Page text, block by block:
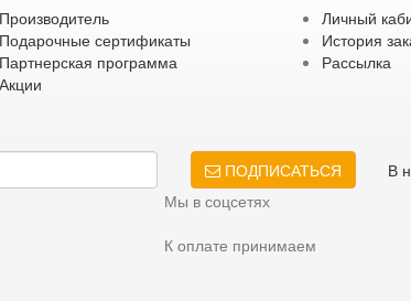
Производитель
Подарочные сертификаты
Партнерская программа
Акции
Личный
История
Рассылка
ПОДПИСАТЬСЯ
В
Мы в соцсетях
К оплате принимаем